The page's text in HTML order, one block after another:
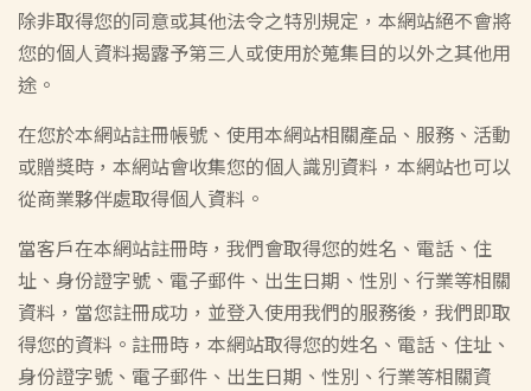
除非取得您的同意或其他法令之特別規定，本網站絕不會將
您的個人資料揭露予第三人或使用於蒐集目的以外之其他用
途。
在您於本網站註冊帳號、使用本網站相關產品、服務、活動
或贈獎時，本網站會收集您的個人識別資料，本網站也可以
從商業夥伴處取得個人資料。
當客戶在本網站註冊時，我們會取得您的姓名、電話、住
址、身份證字號、電子郵件、出生日期、性別、行業等相關
資料，當您註冊成功，並登入使用我們的服務後，我們即取
得您的資料。註冊時，本網站取得您的姓名、電話、住址、
身份證字號、電子郵件、出生日期、性別、行業等相關資